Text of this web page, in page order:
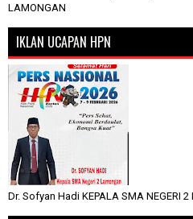
LAMONGAN
IKLAN UCAPAN HPN
Dr. Sofyan Hadi KEPALA SMA NEGERI 2